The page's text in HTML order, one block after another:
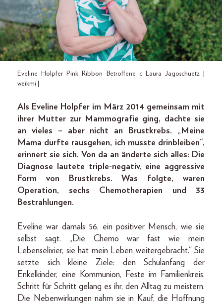
Eveline Holpfer Pink Ribbon Betroffene c Laura Jagoschuetz |
weikmi |
Als Eveline Holpfer im März 2014 gemeinsam mit
ihrer Mutter zur Mammografie ging, dachte sie
an vieles – aber nicht an Brustkrebs. „Meine
Mama durfte rausgehen, ich musste drinbleiben“,
erinnert sie sich. Von da an änderte sich alles: Die
Diagnose lautete triple-negativ, eine aggressive
Form von Brustkrebs. Was folgte, waren
Operation, sechs Chemotherapien und 33
Bestrahlungen.
Eveline war damals 56, ein positiver Mensch, wie sie
selbst sagt. „Die Chemo war fast wie mein
Lebenselixier, sie hat mein Leben weitergebracht.“ Sie
setzte sich kleine Ziele: den Schulanfang der
Enkelkinder, eine Kommunion, Feste im Familienkreis.
Schritt für Schritt gelang es ihr, den Alltag zu meistern.
Die Nebenwirkungen nahm sie in Kauf, die Hoffnung